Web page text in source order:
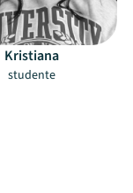
Kristiana
studente